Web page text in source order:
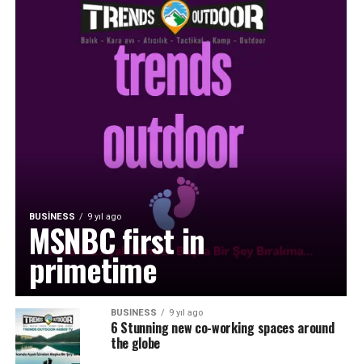
BUSINESS 9 yıl ago
MSNBC first in
primetime
BUSINESS 9 yıl ago
6 Stunning new co-working spaces around
the globe